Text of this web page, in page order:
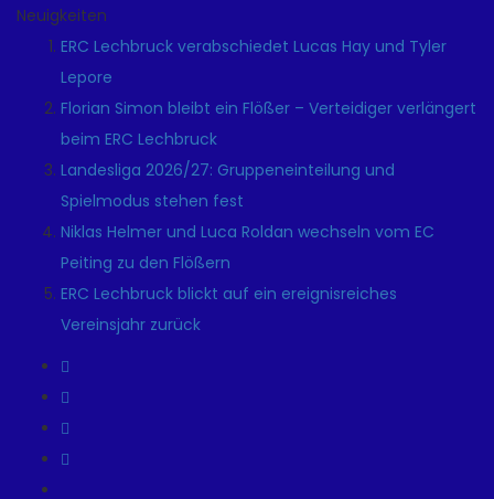
Neuigkeiten
ERC Lechbruck verabschiedet Lucas Hay und Tyler
Lepore
Florian Simon bleibt ein Flößer – Verteidiger verlängert
beim ERC Lechbruck
Landesliga 2026/27: Gruppeneinteilung und
Spielmodus stehen fest
Niklas Helmer und Luca Roldan wechseln vom EC
Peiting zu den Flößern
ERC Lechbruck blickt auf ein ereignisreiches
Vereinsjahr zurück